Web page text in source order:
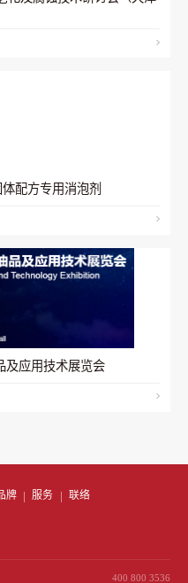
配方专用消泡剂
及应用技术展览会
牌 服务 联络
400 800 3536